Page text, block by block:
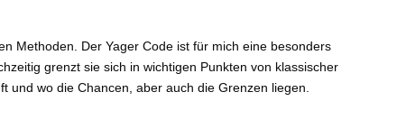
Methoden. Der Yager Code ist für mich eine besonders
grenzt sie sich in wichtigen Punkten von klassischer
und wo die Chancen, aber auch die Grenzen liegen.